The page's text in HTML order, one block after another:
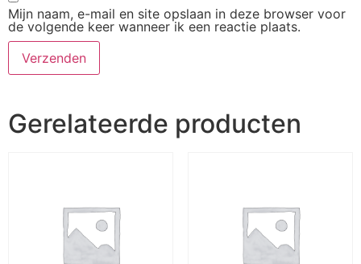
Mijn naam, e-mail en site opslaan in deze browser voor
de volgende keer wanneer ik een reactie plaats.
Gerelateerde producten